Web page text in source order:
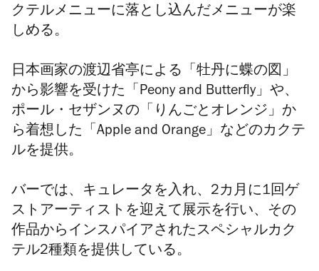
クテルメニューに落とし込んだメニューが楽
しめる。
日本画家の渡辺省亭による「牡丹に蝶の図」
から影響を受けた「Peony and Butterfly」や、
ポール・セザンヌの「りんごとオレンジ」か
ら着想した「Apple and Orange」などのカクテ
ルを提供。
バーでは、キュレータを入れ、 2カ月に1回ゲ
ストアーティストを迎えて展示を行い、その
作品からインスパイアされたスペシャルカク
テル2種類を提供している。